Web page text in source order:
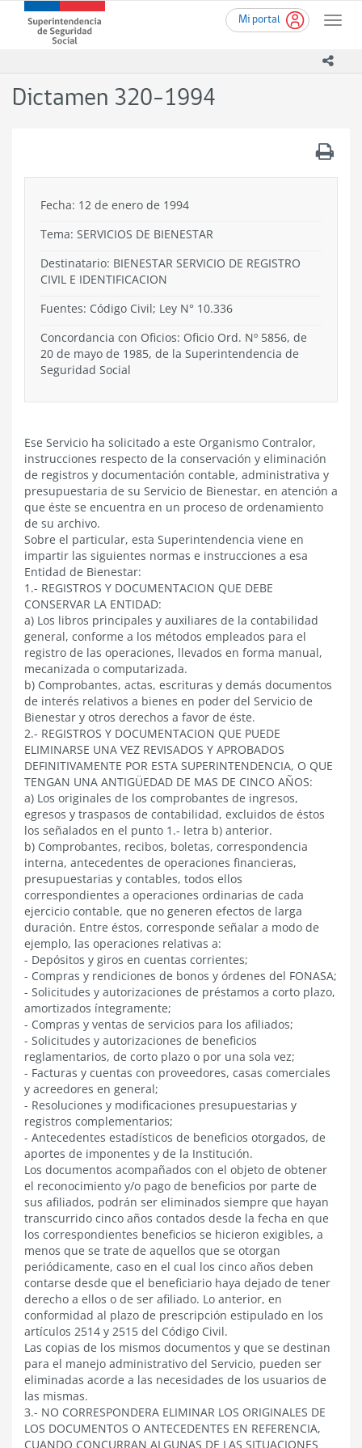
contenido
Mi portal
Toggle
Superintendencia
de
-
Dictamen 320-1994
Fecha: 12 de enero de 1994
Tema: SERVICIOS DE BIENESTAR
Destinatario: BIENESTAR SERVICIO DE REGISTRO
CIVIL E IDENTIFICACION
Fuentes: Código Civil; Ley N° 10.336
Concordancia con Oficios: Oficio Ord. Nº 5856, de
20 de mayo de 1985, de la Superintendencia de
Seguridad Social
Ese Servicio ha solicitado a este Organismo Contralor,
instrucciones respecto de la conservación y eliminación
de registros y documentación contable, administrativa y
presupuestaria de su Servicio de Bienestar, en atención a
que éste se encuentra en un proceso de ordenamiento
de su archivo.
Sobre el particular, esta Superintendencia viene en
impartir las siguientes normas e instrucciones a esa
Entidad de Bienestar:
1.- REGISTROS Y DOCUMENTACION QUE DEBE
CONSERVAR LA ENTIDAD:
a) Los libros principales y auxiliares de la contabilidad
general, conforme a los métodos empleados para el
registro de las operaciones, llevados en forma manual,
mecanizada o computarizada.
b) Comprobantes, actas, escrituras y demás documentos
de interés relativos a bienes en poder del Servicio de
Bienestar y otros derechos a favor de éste.
2.- REGISTROS Y DOCUMENTACION QUE PUEDE
ELIMINARSE UNA VEZ REVISADOS Y APROBADOS
DEFINITIVAMENTE POR ESTA SUPERINTENDENCIA, O QUE
TENGAN UNA ANTIGÜEDAD DE MAS DE CINCO AÑOS:
a) Los originales de los comprobantes de ingresos,
egresos y traspasos de contabilidad, excluidos de éstos
los señalados en el punto 1.- letra b) anterior.
b) Comprobantes, recibos, boletas, correspondencia
interna, antecedentes de operaciones financieras,
presupuestarias y contables, todos ellos
correspondientes a operaciones ordinarias de cada
ejercicio contable, que no generen efectos de larga
duración. Entre éstos, corresponde señalar a modo de
ejemplo, las operaciones relativas a:
- Depósitos y giros en cuentas corrientes;
- Compras y rendiciones de bonos y órdenes del FONASA;
- Solicitudes y autorizaciones de préstamos a corto plazo,
amortizados íntegramente;
- Compras y ventas de servicios para los afiliados;
- Solicitudes y autorizaciones de beneficios
reglamentarios, de corto plazo o por una sola vez;
- Facturas y cuentas con proveedores, casas comerciales
y acreedores en general;
- Resoluciones y modificaciones presupuestarias y
registros complementarios;
- Antecedentes estadísticos de beneficios otorgados, de
aportes de imponentes y de la Institución.
Los documentos acompañados con el objeto de obtener
el reconocimiento y/o pago de beneficios por parte de
sus afiliados, podrán ser eliminados siempre que hayan
transcurrido cinco años contados desde la fecha en que
los correspondientes beneficios se hicieron exigibles, a
menos que se trate de aquellos que se otorgan
periódicamente, caso en el cual los cinco años deben
contarse desde que el beneficiario haya dejado de tener
derecho a ellos o de ser afiliado. Lo anterior, en
conformidad al plazo de prescripción estipulado en los
artículos 2514 y 2515 del Código Civil.
Las copias de los mismos documentos y que se destinan
para el manejo administrativo del Servicio, pueden ser
eliminadas acorde a las necesidades de los usuarios de
las mismas.
3.- NO CORRESPONDERA ELIMINAR LOS ORIGINALES DE
LOS DOCUMENTOS O ANTECEDENTES EN REFERENCIA,
CUANDO CONCURRAN ALGUNAS DE LAS SITUACIONES